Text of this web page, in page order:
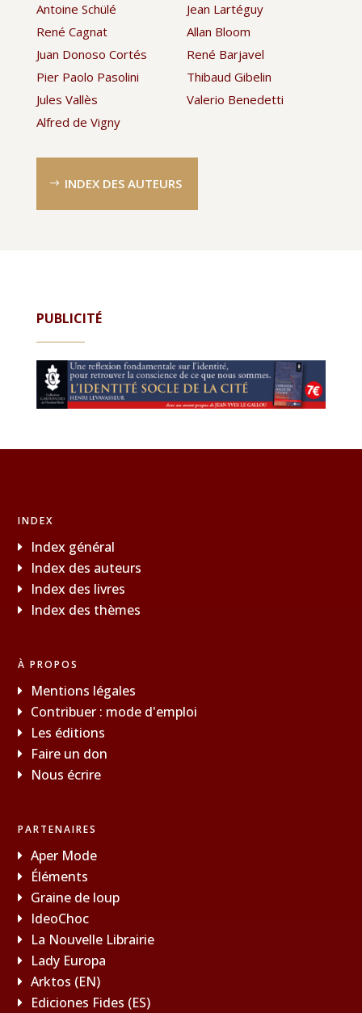
Antoine Schülé
René Cagnat
Juan Donoso Cortés
Pier Paolo Pasolini
Jules Vallès
Alfred de Vigny
Jean Lartéguy
Allan Bloom
René Barjavel
Thibaud Gibelin
Valerio Benedetti
INDEX DES AUTEURS
PUBLICITÉ
INDEX
Index général
Index des auteurs
Index des livres
Index des thèmes
À PROPOS
Mentions légales
Contribuer : mode d'emploi
Les éditions
Faire un don
Nous écrire
PARTENAIRES
Aper Mode
Éléments
Graine de loup
IdeoChoc
La Nouvelle Librairie
Lady Europa
Arktos (EN)
Ediciones Fides (ES)